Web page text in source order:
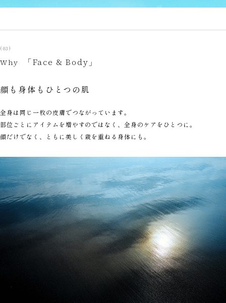
(03)
Why 「Face & Body」
顔も身体もひとつの肌
全身は同じ一枚の皮膚でつながっています。
部位ごとにアイテムを増やすのではなく、全身のケアをひとつに。
顔だけでなく、ともに美しく歳を重ねる身体にも。